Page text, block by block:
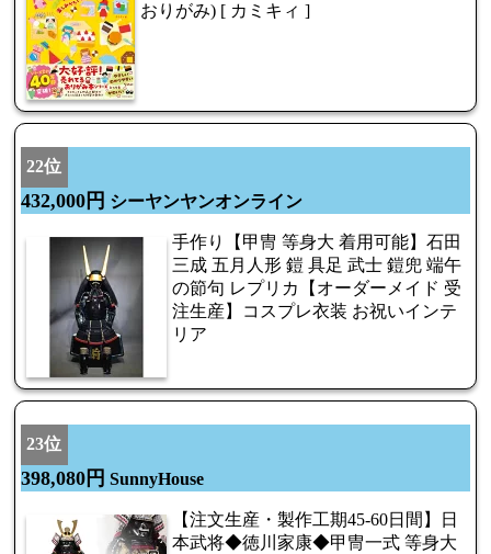
おりがみ) [ カミキィ ]
22位
432,000円 シーヤンヤンオンライン
手作り【甲冑 等身大 着用可能】石田
三成 五月人形 鎧 具足 武士 鎧兜 端午
の節句 レプリカ【オーダーメイド 受
注生産】コスプレ衣装 お祝いインテ
リア
23位
398,080円 SunnyHouse
【注文生産・製作工期45-60日間】日
本武将◆徳川家康◆甲冑一式 等身大